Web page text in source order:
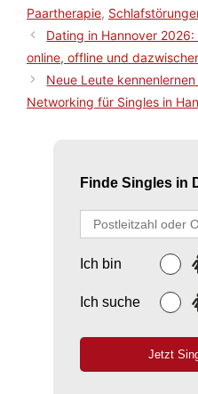
Paartherapie,
Dating in Hannover
online, offline und
Neue Leute
Networking für Singles in